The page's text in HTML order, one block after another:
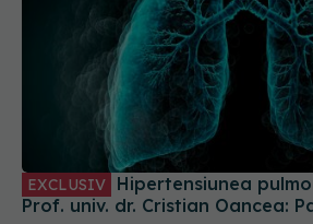
Hipertensiunea pulmonară, cauze.
Prof. univ. dr. Cristian Oancea:
27 mar 2026, 21:52